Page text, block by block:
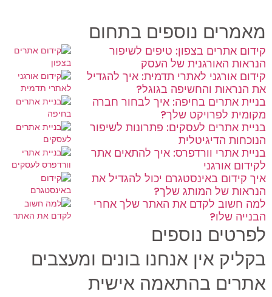
מאמרים נוספים בתחום
קידום אתרים בצפון: טיפים לשיפור
הנראות האורגנית של העסק
קידום אורגני לאתרי תדמית: איך להגדיל
את הנראות והחשיפה בגוגל?
בניית אתרים בחיפה: איך לבחור חברה
מקומית לפרויקט שלך?
בניית אתרים לעסקים: פתרונות לשיפור
הנוכחות הדיגיטלית
בניית אתרי וורדפרס: איך להתאים אתר
לקידום אורגני
איך קידום באינסטגרם יכול להגדיל את
הנראות של המותג שלך?
למה חשוב לקדם את האתר שלך אחרי
הבנייה שלו?
לפרטים נוספים
בקליק אין אנחנו בונים ומעצבים
אתרים בהתאמה אישית